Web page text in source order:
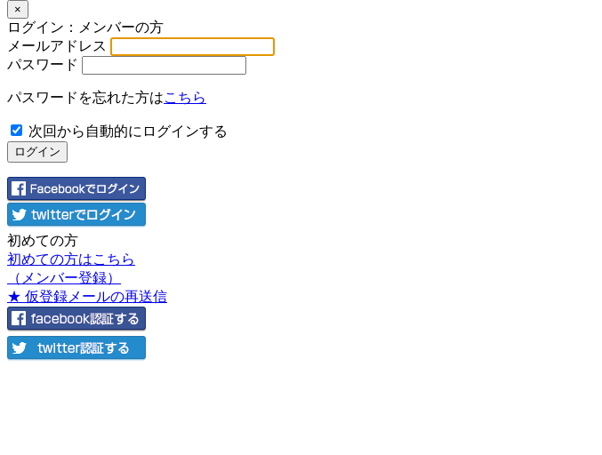
×
ログイン：メンバーの方
メールアドレス
パスワード
パスワードを忘れた方はこちら
次回から自動的にログインする
初めての方
初めての方はこちら
（メンバー登録）
★ 仮登録メールの再送信